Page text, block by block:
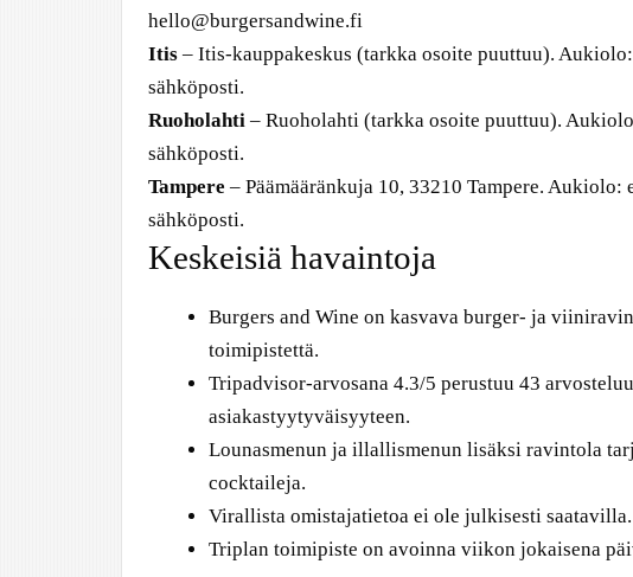
hello@burgersandwine.fi
Itis – Itis-kauppakeskus (tarkka osoite puuttuu).
sähköposti.
Ruoholahti – Ruoholahti (tarkka osoite puuttuu).
sähköposti.
Tampere – Päämääränkuja 10, 33210 Tampere.
sähköposti.
Keskeisiä havaintoja
Burgers and Wine on kasvava burger- ja
toimipistettä.
Tripadvisor-arvosana 4.3/5 perustuu 43
asiakastyytyväisyyteen.
Lounasmenun ja illallismenun lisäksi ravintola
cocktaileja.
Virallista omistajatietoa ei ole julkisesti saatavilla.
Triplan toimipiste on avoinna viikon jokaisena